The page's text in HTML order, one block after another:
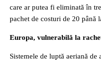
care ar putea fi eliminată în
pachet de costuri de 20 până
Europa, vulnerabilă la
Sistemele de luptă aeriană de